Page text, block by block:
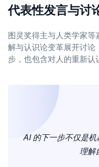
代表性发言与讨
图灵奖得主与人类学家
解与认识论变革展开讨
步，也包含对人的重新认
AI 的下一步不仅是
理解